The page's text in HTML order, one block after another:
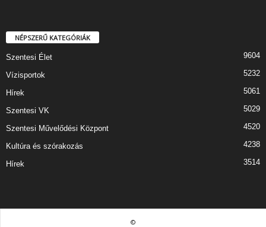
NÉPSZERŰ KATEGÓRIÁK
Szentesi Élet 9604
Vízisportok 5232
Hírek 5061
Szentesi VK 5029
Szentesi Művelődési Központ 4520
Kultúra és szórakozás 4238
Hírek 3514
©